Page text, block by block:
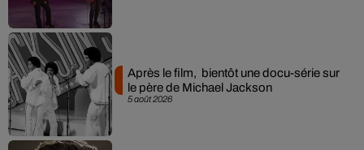
5 août 2026
Après le film, bientôt une docu-série sur
le père de Michael Jackson